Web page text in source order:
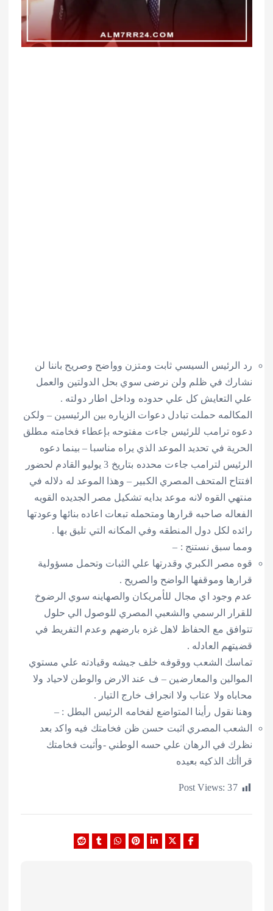
السيسي ثابت ومتزن وواضح وصريح باننا لن
في ظلم ولن نرضى سوي بحل الدولتين والعمل
كل علي حدوده وداخل اطار دولته .
حملت تبادل دعوات الزياره بين الرئيسين – ولكن
ترامب للرئيس جاءت مفتوحه بإعطاء فخامته مطلق
في تحديد الموعد الذي يراه مناسبا – بينما دعوه
الرئيس لترامب جاءت محدده بتاريخ 3 يوليو القادم لحضور
المتحف المصري الكبير – وهذا الموعد له دلاله في
القوه لانه موعد بدايه تشكيل مصر الجديده القويه
صاحبه قرارها ومتحمله تبعات اعاده بنائها وعودتها
لكل دول المنطقه وفي المكانه التي تليق بها .
سبق نستنج : –
الكبري وقدرتها علي الثبات وتحمل مسؤولية
وموقفها الواضح والصريح .
اي مجال للأمريكان والصهاينه سوي الرضوخ
الرسمي والشعبي المصري للوصول الي حلول
مع الحفاظ لاهل غزه بارضهم وعدم التفريط في
العادله .
الشعب ووقوفه خلف جيشه وقيادته علي مستوي
والمعارضين – ف عند الارض والوطن لاحياد ولا
ولا عتاب ولا انجراف خارج التيار .
رأينا المتواضع لفخامه الرئيس البطل : –
المصري اثبت حسن ظن فخامتك فيه واكد بعد
في الرهان علي حسه الوطني -وأثبت فخامتك
الذكيه بعيده
Post Views: